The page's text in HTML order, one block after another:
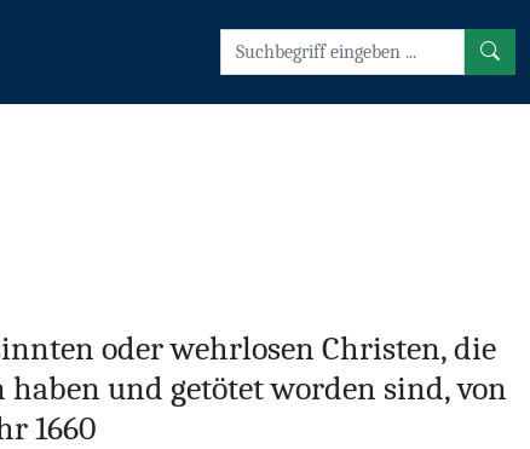
oder wehrlosen Christen, die
haben und getötet worden sind, von
1660